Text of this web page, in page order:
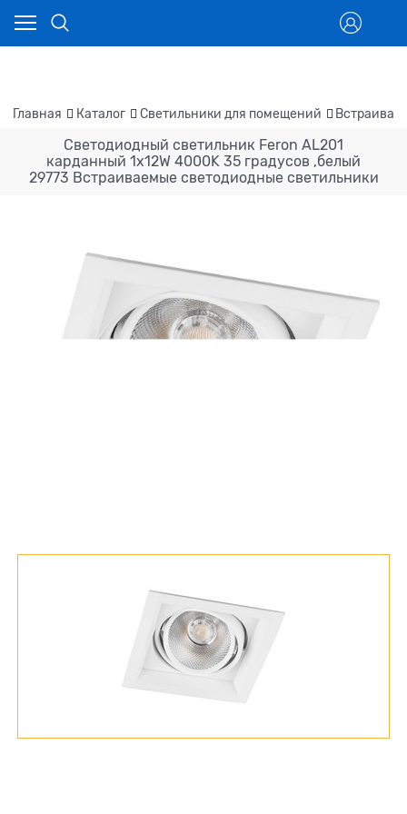
Главная Каталог Светильники для помещений
Светодиодный светильник Feron AL201
карданный 1x12W 4000K 35 градусов ,белый
29773 Встраиваемые светодиодные светильники